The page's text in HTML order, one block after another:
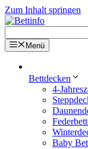
Zum Inhalt springen
Menü
Bettdecken
4-
Baby